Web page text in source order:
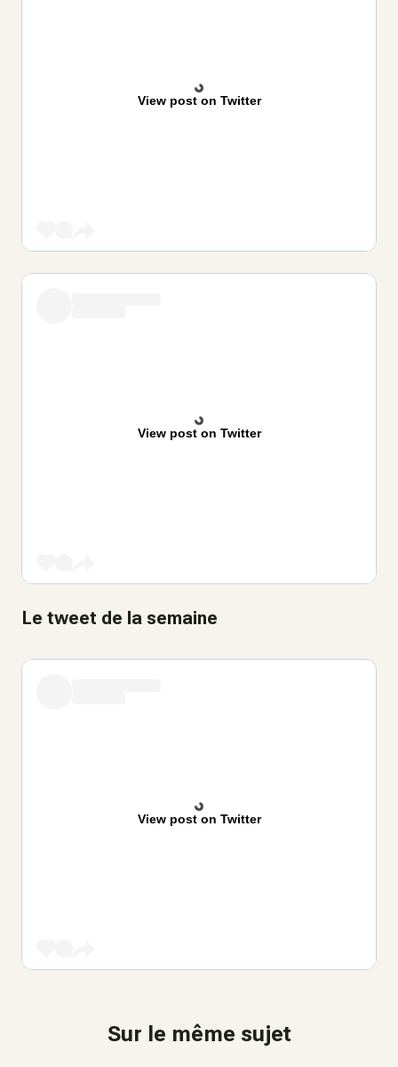
View post on Twitter
View post on Twitter
Le tweet de la semaine
View post on Twitter
Sur le même sujet